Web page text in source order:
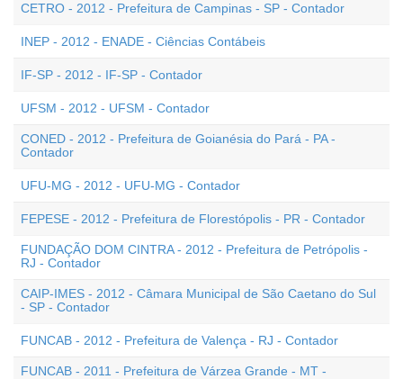
CETRO - 2012 - Prefeitura de Campinas - SP - Contador
INEP - 2012 - ENADE - Ciências Contábeis
IF-SP - 2012 - IF-SP - Contador
UFSM - 2012 - UFSM - Contador
CONED - 2012 - Prefeitura de Goianésia do Pará - PA -
Contador
UFU-MG - 2012 - UFU-MG - Contador
FEPESE - 2012 - Prefeitura de Florestópolis - PR - Contador
FUNDAÇÃO DOM CINTRA - 2012 - Prefeitura de Petrópolis -
RJ - Contador
CAIP-IMES - 2012 - Câmara Municipal de São Caetano do Sul
- SP - Contador
FUNCAB - 2012 - Prefeitura de Valença - RJ - Contador
FUNCAB - 2011 - Prefeitura de Várzea Grande - MT -